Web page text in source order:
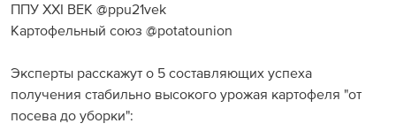
ППУ XXI ВЕК @ppu21vek
Картофельный союз @potatounion
Эксперты расскажут о 5 составляющих успеха
получения стабильно высокого урожая картофеля "от
посева до уборки":